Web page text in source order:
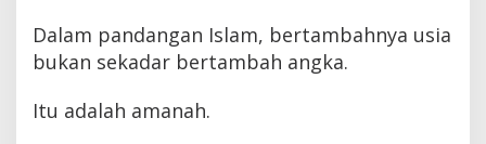
Dalam pandangan Islam, bertambahnya usia
bukan sekadar bertambah angka.
Itu adalah amanah.